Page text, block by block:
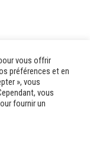
vous offrir
préférences et en
», vous
vous
fournir un